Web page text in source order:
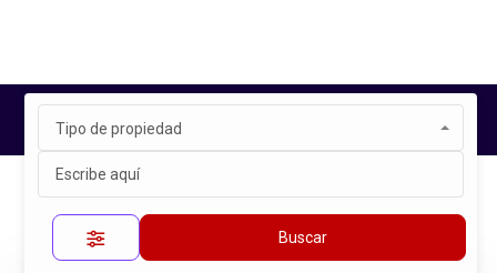
Tipo de propiedad
Buscar
Inicio
Propiedad única